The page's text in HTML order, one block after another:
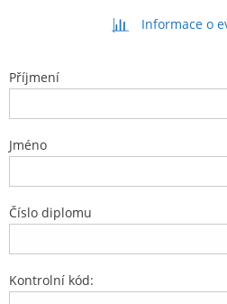
Informace o
Příjmení
Jméno
Číslo diplomu
Kontrolní kód: